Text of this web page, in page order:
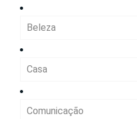
Beleza
Casa
Comunicação